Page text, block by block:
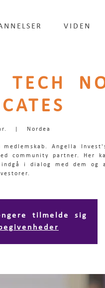
VIDEN
Nordea
Angella
community partner. Her
i dialog med dem og
tilmelde sig